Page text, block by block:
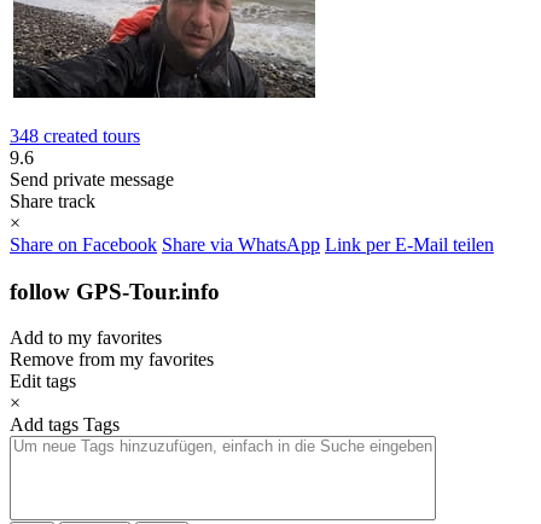
348 created tours
9.6
Send private message
Share track
×
Share on Facebook Share via WhatsApp Link per E-Mail teilen
follow GPS-Tour.info
Add to my favorites
Remove from my favorites
Edit tags
×
Add tags Tags